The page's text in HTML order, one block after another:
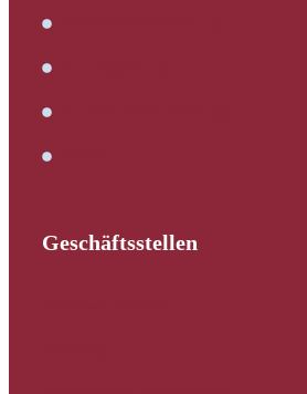
Geschäftsstellen